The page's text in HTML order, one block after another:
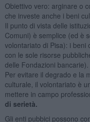
Obiettivo vero: arginare o
che investe anche i beni
Il punto di vista delle
Comuni) è semplice (ed è
volontariato di Pisa): i beni
con le sole risorse
delle Fondazioni
Per evitare il degrado e la
culturale, il volontariato è
mettere in campo
di serietà.
Gli enti pubbici possono